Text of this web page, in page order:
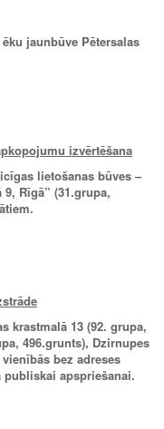
jaunbūve Pētersalas
izvērtēšana
lietošanas būves –
Rīgā” (31.grupa,
krastmalā 13 (92. grupa,
496.grunts), Dzirnupes
bez adreses
publiskai apspriešanai.